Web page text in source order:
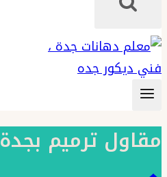
مقاول ترميم بجدة